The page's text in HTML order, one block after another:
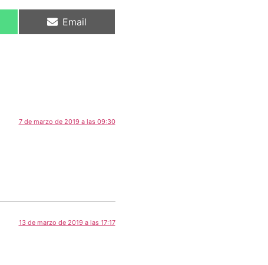
Email
7 de marzo de 2019 a las 09:30
13 de marzo de 2019 a las 17:17